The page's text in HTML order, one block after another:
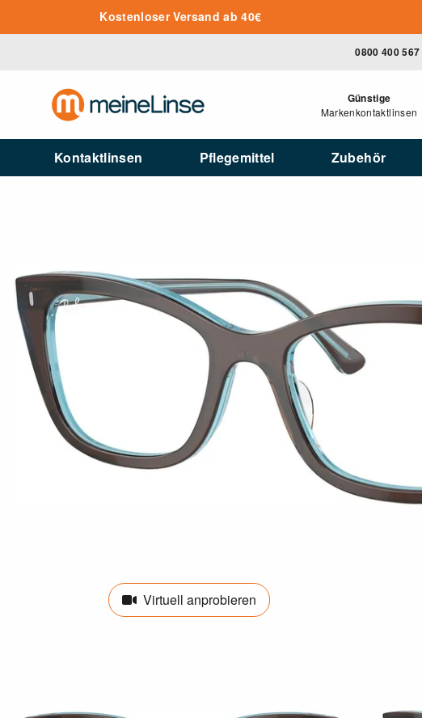
Zum Hauptinhalt springenKostenloser Versand ab 40€
0800 400 567
Günstige
Markenkontaktlinsen
Kontaktlinsen Pflegemittel Zubehör
Virtuell anprobieren